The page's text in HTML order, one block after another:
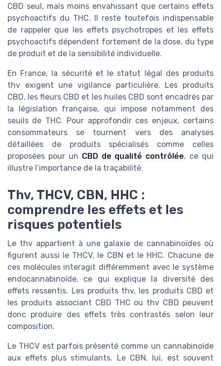
CBD seul, mais moins envahissant que certains effets
psychoactifs du THC. Il reste toutefois indispensable
de rappeler que les effets psychotropes et les effets
psychoactifs dépendent fortement de la dose, du type
de produit et de la sensibilité individuelle.
En France, la sécurité et le statut légal des produits
thv exigent une vigilance particulière. Les produits
CBD, les fleurs CBD et les huiles CBD sont encadrés par
la législation française, qui impose notamment des
seuils de THC. Pour approfondir ces enjeux, certains
consommateurs se tournent vers des analyses
détaillées de produits spécialisés comme celles
proposées pour un CBD de qualité contrôlée, ce qui
illustre l’importance de la traçabilité.
Thv, THCV, CBN, HHC :
comprendre les effets et les
risques potentiels
Le thv appartient à une galaxie de cannabinoïdes où
figurent aussi le THCV, le CBN et le HHC. Chacune de
ces molécules interagit différemment avec le système
endocannabinoïde, ce qui explique la diversité des
effets ressentis. Les produits thv, les produits CBD et
les produits associant CBD THC ou thv CBD peuvent
donc produire des effets très contrastés selon leur
composition.
Le THCV est parfois présenté comme un cannabinoïde
aux effets plus stimulants. Le CBN, lui, est souvent